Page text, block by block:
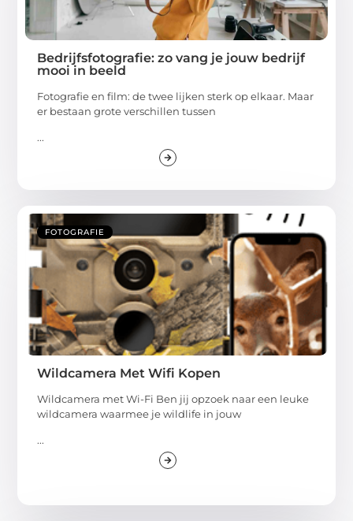
Bedrijfsfotografie: zo vang je jouw bedrijf
mooi in beeld
Fotografie en film: de twee lijken sterk op elkaar. Maar
er bestaan grote verschillen tussen
...
FOTOGRAFIE
Wildcamera Met Wifi Kopen
Wildcamera met Wi-Fi Ben jij opzoek naar een leuke
wildcamera waarmee je wildlife in jouw
...